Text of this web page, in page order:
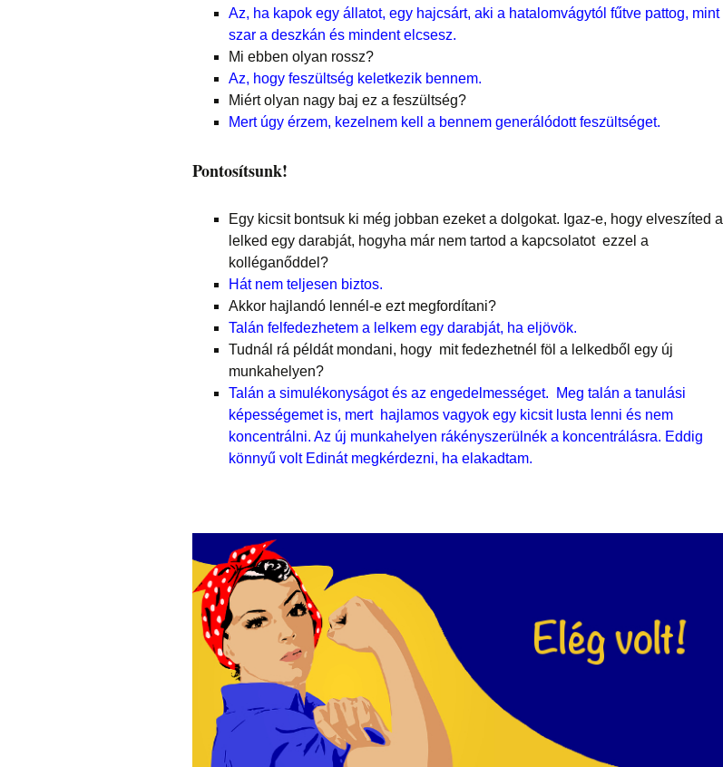
Az, ha kapok egy állatot, egy hajcsárt, aki a hatalomvágytól fűtve pattog, mint
szar a deszkán és mindent elcsesz.
Mi ebben olyan rossz?
Az, hogy feszültség keletkezik bennem.
Miért olyan nagy baj ez a feszültség?
Mert úgy érzem, kezelnem kell a bennem generálódott feszültséget.
Pontosítsunk!
Egy kicsit bontsuk ki még jobban ezeket a dolgokat. Igaz-e, hogy elveszíted a
lelked egy darabját, hogyha már nem tartod a kapcsolatot ezzel a
kolléganőddel?
Hát nem teljesen biztos.
Akkor hajlandó lennél-e ezt megfordítani?
Talán felfedezhetem a lelkem egy darabját, ha eljövök.
Tudnál rá példát mondani, hogy mit fedezhetnél föl a lelkedből egy új
munkahelyen?
Talán a simulékonyságot és az engedelmességet. Meg talán a tanulási
képességemet is, mert hajlamos vagyok egy kicsit lusta lenni és nem
koncentrálni. Az új munkahelyen rákényszerülnék a koncentrálásra. Eddig
könnyű volt Edinát megkérdezni, ha elakadtam.